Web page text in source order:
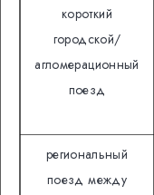
короткий
городской/
агломерационный
поезд
региональный
поезд между